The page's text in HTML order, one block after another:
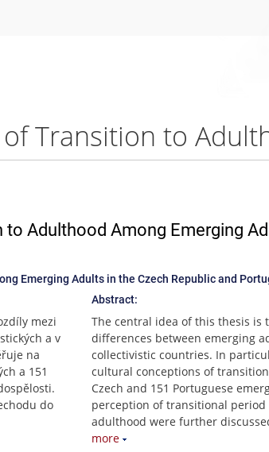
Adulthood Among Emerging
Emerging Adults in the Czech Republic and
mezi
a v
na
a 151
do
Abstract:
The central idea of this thesis is
differences between emerging
collectivistic countries. In
cultural conceptions of
Czech and 151 Portuguese
perception of transitional
adulthood were further
more